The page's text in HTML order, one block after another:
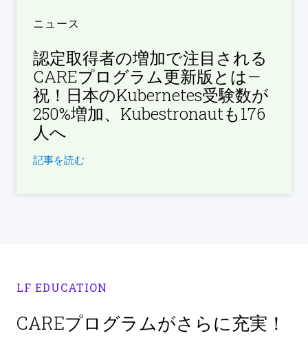
ニュース
認定取得者の増加で注目される
CAREプログラム更新版とは—
祝！日本のKubernetes受験数が
250%増加、Kubestronautも176
人へ
記事を読む
LF EDUCATION
CAREプログラムがさらに充実！